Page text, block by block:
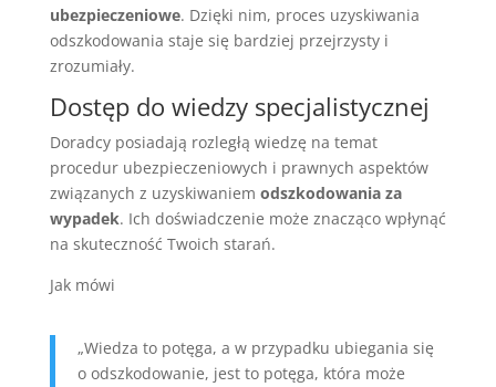
ubezpieczeniowe. Dzięki nim, proces uzyskiwania
odszkodowania staje się bardziej przejrzysty i
zrozumiały.
Dostęp do wiedzy specjalistycznej
Doradcy posiadają rozległą wiedzę na temat
procedur ubezpieczeniowych i prawnych aspektów
związanych z uzyskiwaniem odszkodowania za
wypadek. Ich doświadczenie może znacząco wpłynąć
na skuteczność Twoich starań.
Jak mówi
„Wiedza to potęga, a w przypadku ubiegania się
o odszkodowanie, jest to potęga, która może